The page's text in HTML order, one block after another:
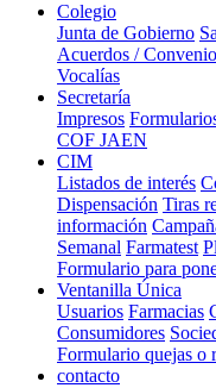
Colegio
Junta de Gobierno
Acuerdos /
Vocalías
Secretaría
Impresos
COF JAEN
CIM
Listados de interés
Dispensación Tiras
información
Semanal Farmatest
Formulario para
Ventanilla Única
Usuarios Farmacias
Consumidores
Formulario quejas o
contacto